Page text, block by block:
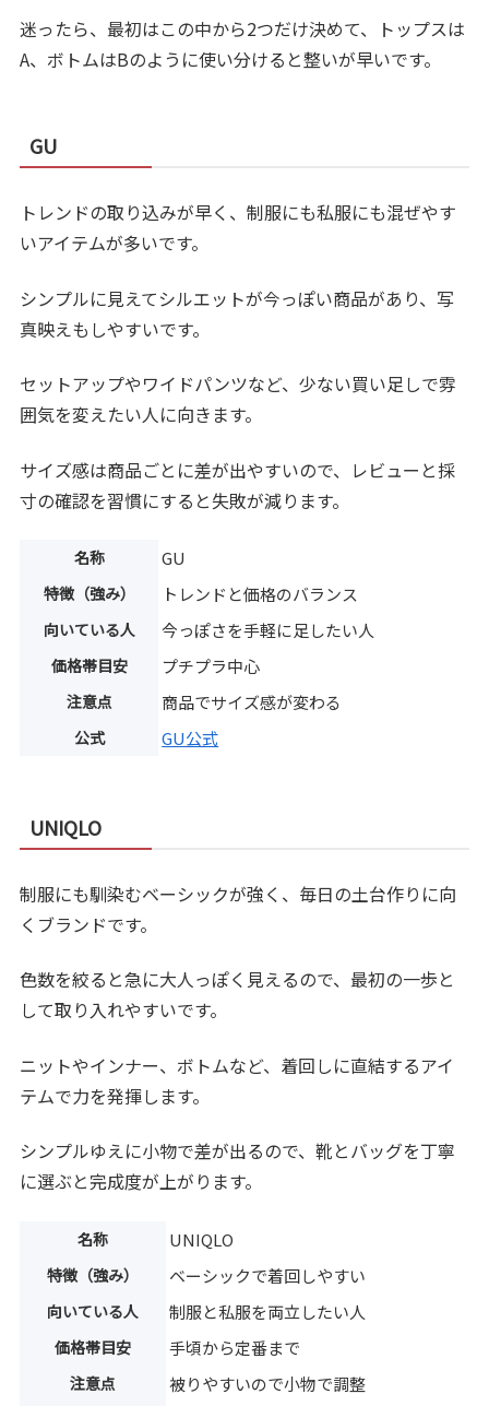
迷ったら、最初はこの中から2つだけ決めて、トップスは
A、ボトムはBのように使い分けると整いが早いです。
GU
トレンドの取り込みが早く、制服にも私服にも混ぜやす
いアイテムが多いです。
シンプルに見えてシルエットが今っぽい商品があり、写
真映えもしやすいです。
セットアップやワイドパンツなど、少ない買い足しで雰
囲気を変えたい人に向きます。
サイズ感は商品ごとに差が出やすいので、レビューと採
寸の確認を習慣にすると失敗が減ります。
名称 GU
特徴（強み） トレンドと価格のバランス
向いている人 今っぽさを手軽に足したい人
価格帯目安 プチプラ中心
注意点 商品でサイズ感が変わる
公式 GU公式
UNIQLO
制服にも馴染むベーシックが強く、毎日の土台作りに向
くブランドです。
色数を絞ると急に大人っぽく見えるので、最初の一歩と
して取り入れやすいです。
ニットやインナー、ボトムなど、着回しに直結するアイ
テムで力を発揮します。
シンプルゆえに小物で差が出るので、靴とバッグを丁寧
に選ぶと完成度が上がります。
名称 UNIQLO
特徴（強み） ベーシックで着回しやすい
向いている人 制服と私服を両立したい人
価格帯目安 手頃から定番まで
注意点 被りやすいので小物で調整